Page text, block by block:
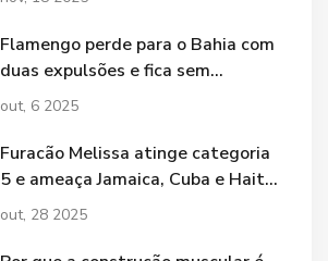
Flamengo perde para o Bahia com
duas expulsões e fica sem
titulares contra o Botafogo
out, 6 2025
Furacão Melissa atinge categoria
5 e ameaça Jamaica, Cuba e Haiti
com chuvas catastróficas
out, 28 2025